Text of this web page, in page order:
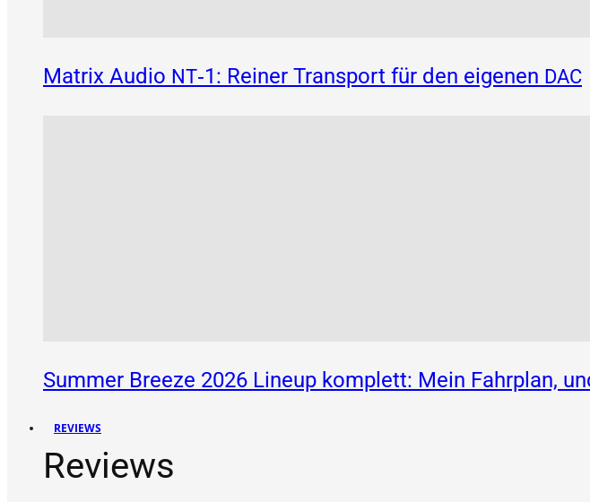
Matrix Audio NT‑1: Reiner Transport für den eigenen DAC
Summer Breeze 2026 Lineup komplett: Mein Fahrplan,
REVIEWS
Reviews